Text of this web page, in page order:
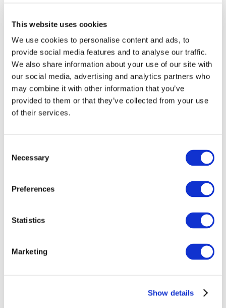
This website uses cookies
We use cookies to personalise content and ads, to
provide social media features and to analyse our traffic.
We also share information about your use of our site with
our social media, advertising and analytics partners who
may combine it with other information that you’ve
provided to them or that they’ve collected from your use
of their services.
Selection
Necessary
Preferences
Statistics
Marketing
Show details